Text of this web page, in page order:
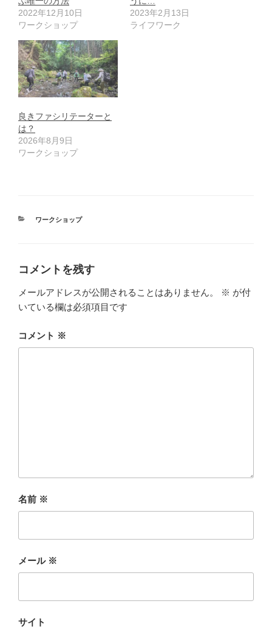
2022年12月10日
ワークショップ
2023年2月13日
ライフワーク
良きファシリテーターと
は？
2026年8月9日
ワークショップ
カ
ワークショップ
コメントを残す
メールアドレスが公開されることはありません。 ※ が付
いている欄は必須項目です
コメント ※
名前 ※
メール ※
サイト